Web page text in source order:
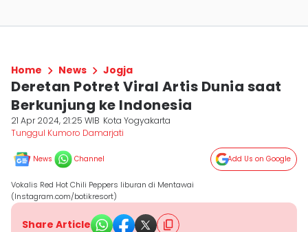
Home News Jogja
Deretan Potret Viral Artis Dunia saat
Berkunjung ke Indonesia
21 Apr 2024, 21:25 WIB Kota Yogyakarta
Tunggul Kumoro Damarjati
News Channel Add Us on Google
Vokalis Red Hot Chili Peppers liburan di Mentawai
(Instagram.com/botikresort)
Share Article